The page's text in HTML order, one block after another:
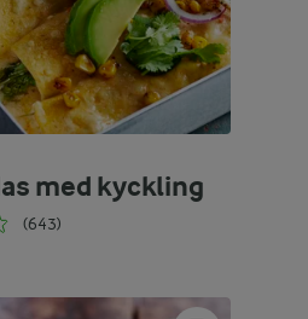
med kyckling
(643)